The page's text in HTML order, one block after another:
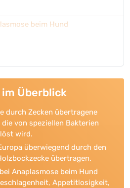
beim Hund
bei Hunden?
Hund vor Anaplasmose
Zecke beim Hund richtig?
Überblick
durch Zecken übertragene
von speziellen Bakterien
wird.
überwiegend durch den
übertragen.
Anaplasmose beim Hund
Appetitlosigkeit,